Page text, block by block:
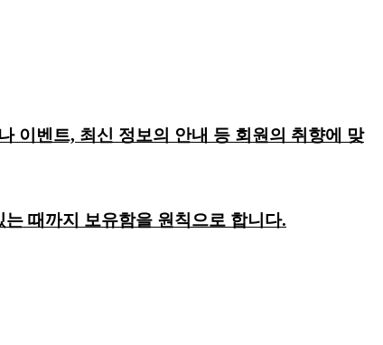
이벤트, 최신 정보의 안내 등 회원의 취향에 맞
때까지 보유함을 원칙으로 합니다.